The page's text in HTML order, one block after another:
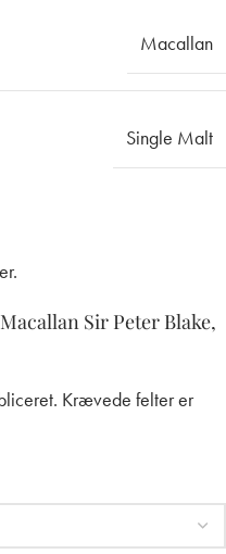
Macallan
Single Malt
Sir Peter Blake,
Krævede felter er